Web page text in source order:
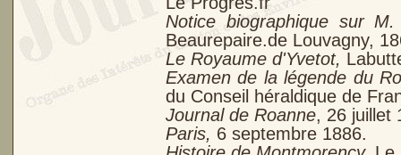
Notice biographique sur
Beaurepaire.de Louvagny,
Le Royaume d'Yvetot,
Examen de la légende du
du Conseil héraldique de
Journal de Roanne, 26 juillet
Paris, 6 septembre 1886.